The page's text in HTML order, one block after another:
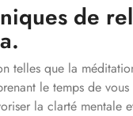
de
telles que la
le temps de
la clarté